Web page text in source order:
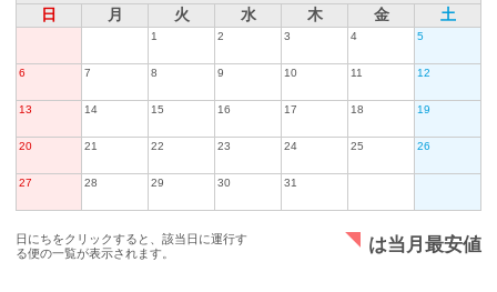
日
月 火 水 木 金 土
1 2 3 4 5
6 7 8 9 10 11 12
13 14 15 16 17 18 19
20 21 22 23 24 25 26
27 28 29 30 31
日にちをクリックすると、該当日に運行す
る便の一覧が表示されます。
は当月最安値